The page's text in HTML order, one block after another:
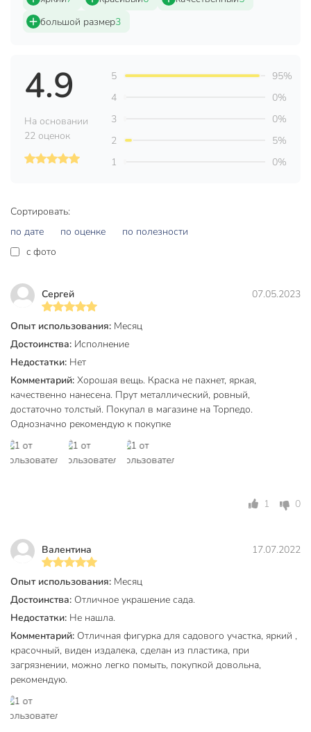
Техническая информация
Ширина, см
18 см
Подвесная
Материал
Особенности
Модель
Фламинго
Вес в упаковке
Габариты упаковки
большой размер3
Сортировать:
по дате
по оценке
по полезности
c фото
Сергей 07.05.2023
Опыт использования: Месяц
Достоинства: Исполнение
Недостатки: Нет
Комментарий: Хорошая вещь. Краска не пахнет, яркая,
качественно нанесена. Прут металлический, ровный,
достаточно толстый. Покупал в магазине на Торпедо.
Однозначно рекомендую к покупке
1 0
Валентина 17.07.2022
Опыт использования: Месяц
Достоинства: Отличное украшение сада.
Недостатки: Не нашла.
Комментарий: Отличная фигурка для садового участка, яркий ,
красочный, виден издалека, сделан из пластика, при
загрязнении, можно легко помыть, покупкой довольна,
рекомендую.
4.9
На основании
22 оценок
5
95%
4
0%
3
0%
2
5%
1
0%